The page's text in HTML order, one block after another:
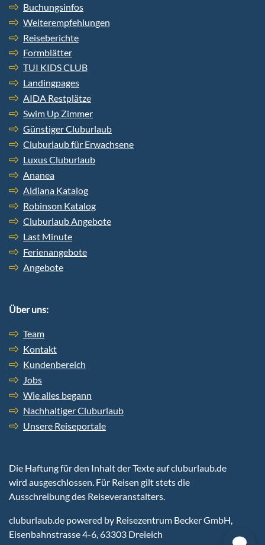
Buchungsinfos
Weiterempfehlungen
Reiseberichte
Formblätter
TUI KIDS CLUB
Landingpages
AIDA Restplätze
Swim Up Zimmer
Günstiger Cluburlaub
Cluburlaub für Erwachsene
Luxus Cluburlaub
Ananea
Aldiana Katalog
Robinson Katalog
Cluburlaub Angebote
Last Minute
Ferienangebote
Angebote
Über uns:
Team
Kontakt
Kundenbereich
Jobs
Wie alles begann
Nachhaltiger Cluburlaub
Unsere Reiseportale
Die Haftung für den Inhalt der Texte auf cluburlaub.de
wird ausgeschlossen. Für Reisen gilt stets die
Ausschreibung des Reiseveranstalters.
cluburlaub.de powered by Reisezentrum Becker GmbH,
Eisenbahnstrasse 4-6, 63303 Dreieich